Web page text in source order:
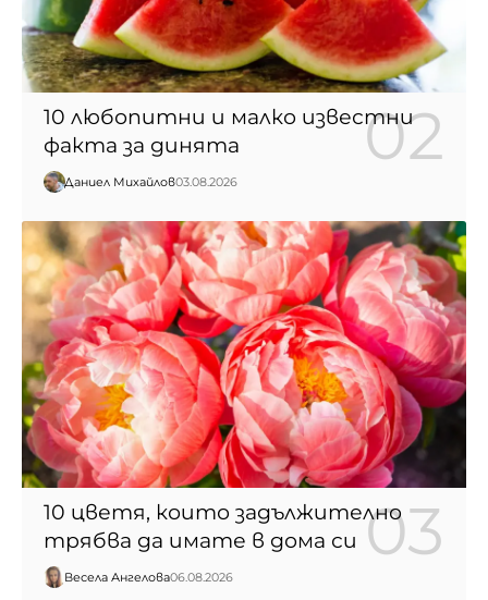
10 любопитни и малко известни
факта за динята
Даниел Михайлов03.08.2026
10 цветя, които задължително
трябва да имате в дома си
Весела Ангелова06.08.2026